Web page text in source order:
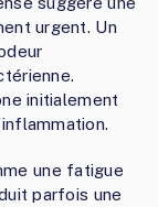
urgent. Un
initialement
une fatigue
parfois une